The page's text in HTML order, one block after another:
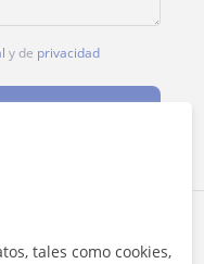
y de privacidad
tales como cookies,